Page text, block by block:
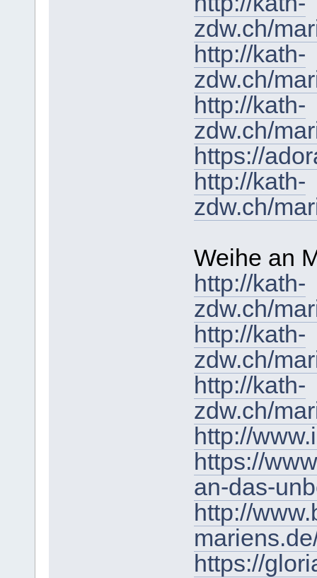
zdw.ch/
http://kath-
zdw.ch/
http://kath-
zdw.ch/
https://
http://kath-
zdw.ch/
Weihe an
http://kath-
zdw.ch/
http://kath-
zdw.ch/
http://kath-
zdw.ch/
http://
https://
an-das-
http://
https://